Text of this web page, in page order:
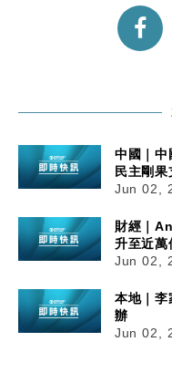
中國｜中
民主剛果
Jun 02,
財經｜
升至近萬
Jun 02,
本地｜李
辦
Jun 02,